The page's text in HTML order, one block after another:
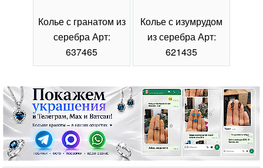
Колье с гранатом из
серебра Арт:
637465
Колье с изумрудом
из серебра Арт:
621435